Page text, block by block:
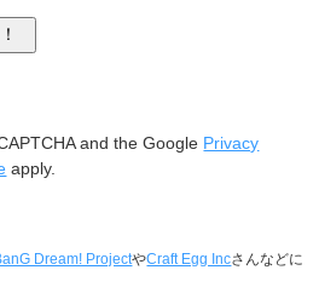
and the Google Privacy
apply.
Dream! ProjectやCraft Egg Incさんなどに